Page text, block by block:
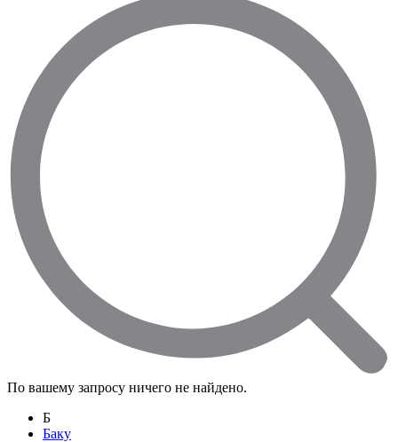
По вашему запросу ничего не найдено.
Б
Баку